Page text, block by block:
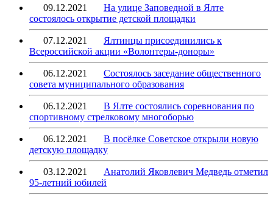
09.12.2021
На улице Заповедной в Ялте
состоялось открытие детской площадки
07.12.2021
Ялтинцы присоединились к
Всероссийской акции «Волонтеры-доноры»
06.12.2021
Состоялось заседание общественного
совета муниципального образования
06.12.2021
В Ялте состоялись соревнования по
спортивному стрелковому многоборью
06.12.2021
В посёлке Советское открыли новую
детскую площадку
03.12.2021
Анатолий Яковлевич Медведь отметил
95-летний юбилей